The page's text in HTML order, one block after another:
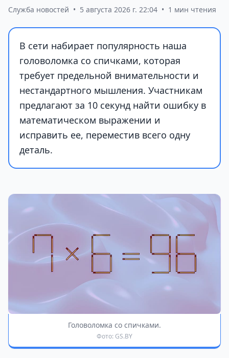
Служба новостей • 5 августа 2026 г. 22:04 • 1 мин чтения
В сети набирает популярность наша
головоломка со спичками, которая
требует предельной внимательности и
нестандартного мышления. Участникам
предлагают за 10 секунд найти ошибку в
математическом выражении и
исправить ее, переместив всего одну
деталь.
Головоломка со спичками.
Фото: GS.BY